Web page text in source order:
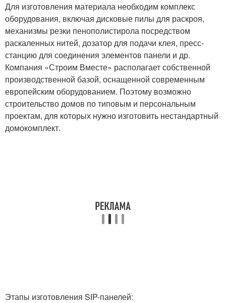
Для изготовления материала необходим комплекс
оборудования, включая дисковые пилы для раскроя,
механизмы резки пенополистирола посредством
раскаленных нитей, дозатор для подачи клея, пресс-
станцию для соединения элементов панели и др.
Компания «Строим Вместе» располагает собственной
производственной базой, оснащенной современным
европейским оборудованием. Поэтому возможно
строительство домов по типовым и персональным
проектам, для которых нужно изготовить нестандартный
домокомплект.
Этапы изготовления SIP-панелей: